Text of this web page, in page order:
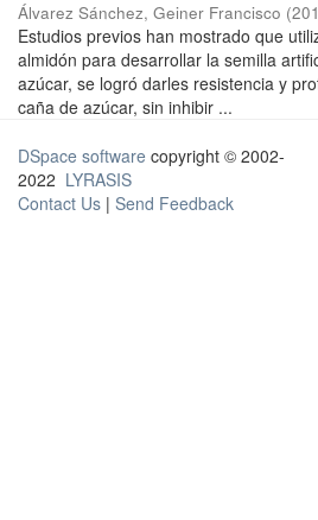
Álvarez Sánchez, Geiner Francisco (
Estudios previos han mostrado que
almidón para desarrollar la semilla
azúcar, se logró darles resistencia y
caña de azúcar, sin inhibir ...
DSpace software copyright © 2002-
2022 LYRASIS
Contact Us | Send Feedback